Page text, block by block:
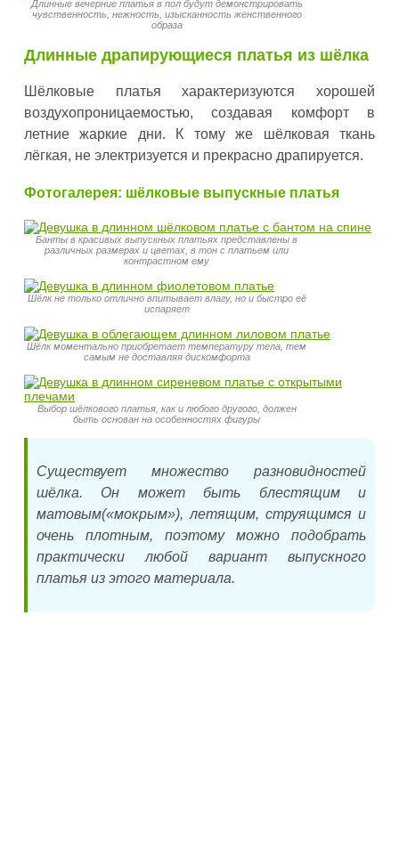
Длинные вечерние платья в пол будут демонстрировать
чувственность, нежность, изысканность женственного
образа
Длинные драпирующиеся платья из шёлка
Шёлковые платья характеризуются хорошей
воздухопроницаемостью, создавая комфорт в
летние жаркие дни. К тому же шёлковая ткань
лёгкая, не электризуется и прекрасно драпируется.
Фотогалерея: шёлковые выпускные платья
Банты в красивых выпускных платьях представлены в
различных размерах и цветах, в тон с платьем или
контрастном ему
Шёлк не только отлично впитывает влагу, но и быстро её
испаряет
Шёлк моментально приобретает температуру тела, тем
самым не доставляя дискомфорта
Выбор шёлкового платья, как и любого другого, должен
быть основан на особенностях фигуры
Существует множество разновидностей
шёлка. Он может быть блестящим и
матовым(«мокрым»), летящим, струящимся и
очень плотным, поэтому можно подобрать
практически любой вариант выпускного
платья из этого материала.